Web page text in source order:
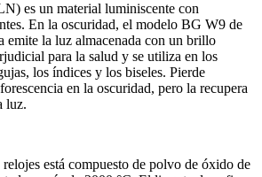
es un material luminiscente con
En la oscuridad, el modelo BG W9 de
emite la luz almacenada con un brillo
para la salud y se utiliza en los
los índices y los biseles. Pierde
en la oscuridad, pero la recupera
luz.
está compuesto de polvo de óxido de